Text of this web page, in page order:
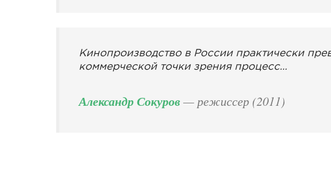
Кинопроизводство в России практически
коммерческой точки зрения процесс…
Александр Сокуров— режиссер (2011)